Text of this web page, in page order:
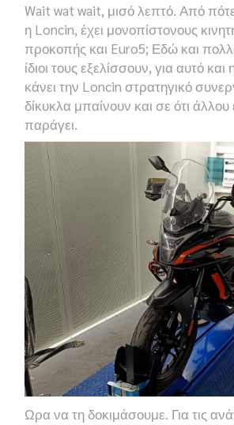
Wait wat wait, μισό λεπτό. Από
η Loncin,έχει μονοπίστονους
προκοπής και Euro5; Εδώ και
ίδιοι τους εξελίσσουν, για αυτό και
κάνει την Loncinστρατηγικό
δίκυκλα μπαίνουν και σε ότι άλλου
παράγει.
Ωρα να τη δοκιμάσουμε. Για τις